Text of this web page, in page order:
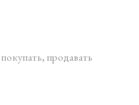
продавать